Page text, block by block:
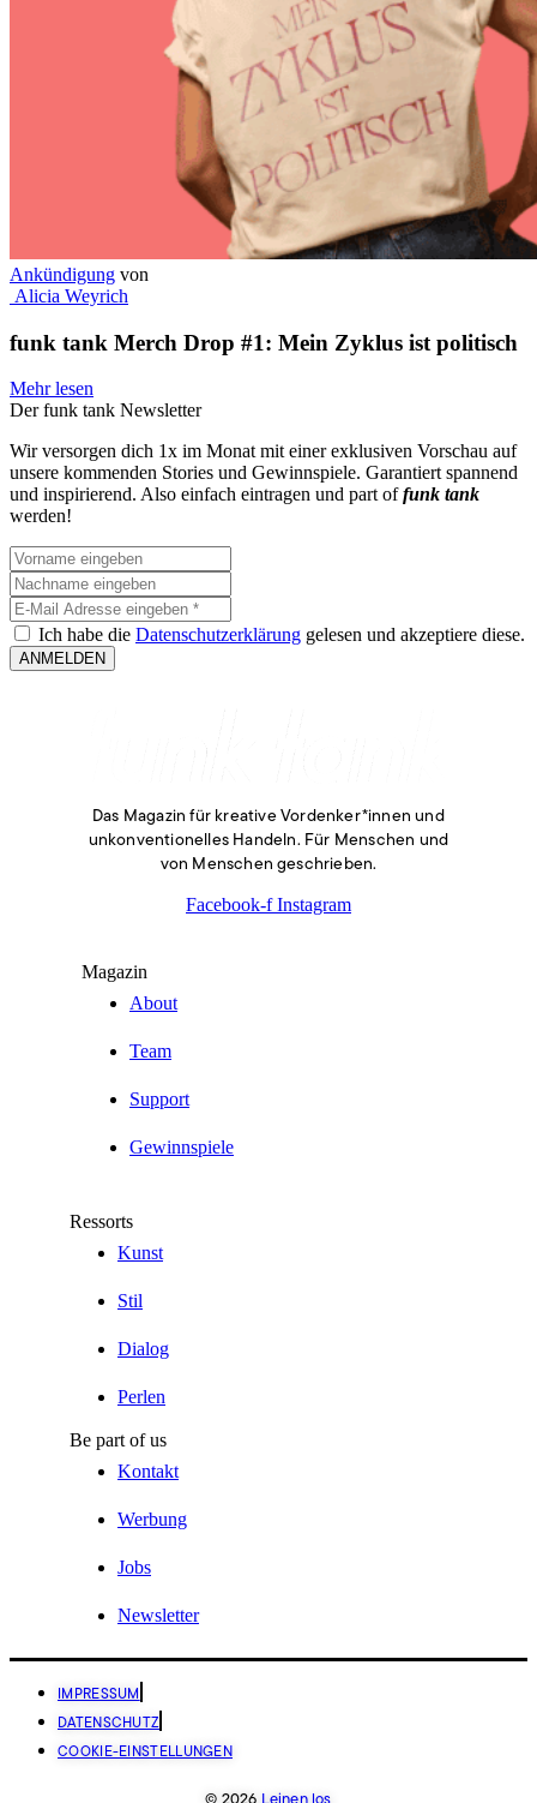
Ankündigung von
Alicia Weyrich
funk tank Merch Drop #1: Mein Zyklus ist politisch
Mehr lesen
Der funk tank Newsletter​
Wir versorgen dich 1x im Monat mit einer exklusiven Vorschau auf
unsere kommenden Stories und Gewinnspiele. Garantiert spannend
und inspirierend. Also einfach eintragen und part offunk tank
werden!
Ich habe die Datenschutzerklärung gelesen und akzeptiere diese.
ANMELDEN
Das Magazin für kreative Vordenker*innen und
unkonventionelles Handeln. Für Menschen und
von Menschen geschrieben.
Facebook-f Instagram
Magazin
About
Team
Support
Gewinnspiele
Ressorts
Kunst
Stil
Dialog
Perlen
Be part of us
Kontakt
Werbung
Jobs
Newsletter
IMPRESSUM
DATENSCHUTZ
COOKIE-EINSTELLUNGEN